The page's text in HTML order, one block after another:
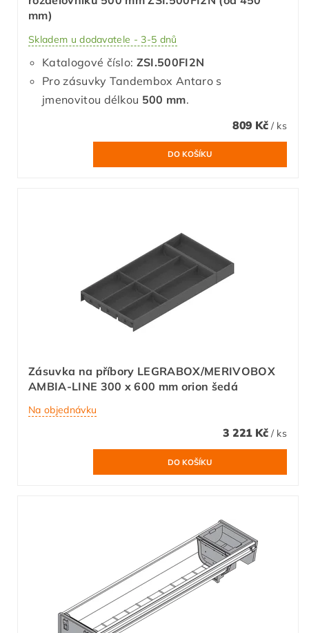
mm)
Skladem u dodavatele - 3-5 dnů
Katalogové číslo: ZSI.500FI2N
Pro zásuvky Tandembox Antaro s
jmenovitou délkou 500 mm.
809 Kč / ks
Zásuvka na příbory LEGRABOX/MERIVOBOX
AMBIA-LINE 300 x 600 mm orion šedá
Na objednávku
3 221 Kč / ks